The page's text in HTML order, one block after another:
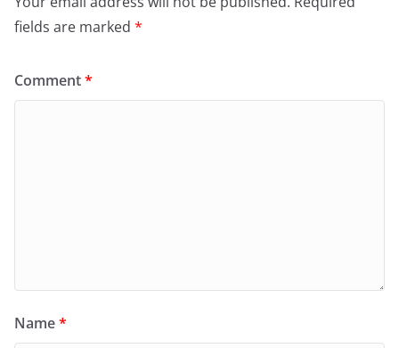
fields are marked *
Comment*
Name*